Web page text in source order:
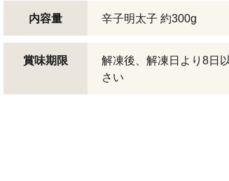
内容量 辛子明太子 約300g
賞味期限
解凍後、解凍日より8日
さい